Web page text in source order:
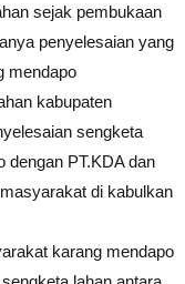
sejak pembukaan
penyelesaian yang
mendapo
kabupaten
sengketa
dengan PT.KDA dan
di kabulkan
karang mendapo